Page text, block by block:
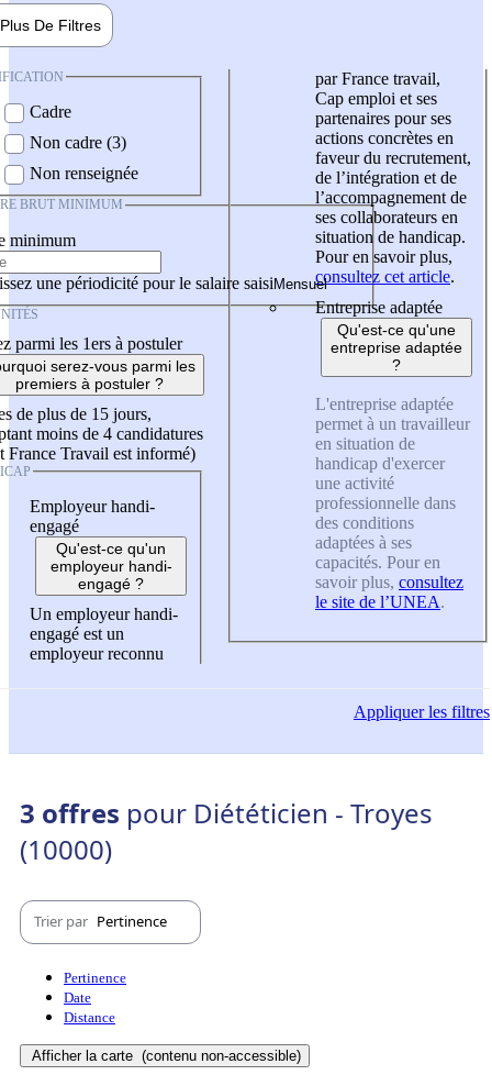
Plus De Filtres
Cadre
Non cadre (3)
Non renseignée
BRUT MINIMUM
minimum
une périodicité pour le salaire saisi
parmi les 1ers à postuler
serez-vous parmi les
premiers à postuler ?
de plus de 15 jours,
moins de 4 candidatures
France Travail est informé)
Employeur handi-
engagé
Qu'est-ce qu'un
employeur handi-
engagé ?
Un employeur handi-
engagé est un
employeur reconnu
par France travail,
Cap emploi et ses
partenaires pour ses
actions concrètes en
faveur du recrutement,
de l’intégration et de
l’accompagnement de
ses collaborateurs en
situation de handicap.
Pour en savoir plus,
consultez cet article.
Entreprise adaptée
Qu'est-ce qu'une
entreprise adaptée
?
L'entreprise adaptée
permet à un travailleur
en situation de
handicap d'exercer
une activité
professionnelle dans
des conditions
adaptées à ses
capacités. Pour en
savoir plus, consultez
le site de l’UNEA.
Appliquerles filtres
3 offres pour Diététicien - Troyes
(10000)
Trier par Pertinence
Pertinence
Date
Distance
Afficher la carte (contenu non-accessible)